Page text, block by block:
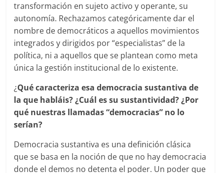
transformación en sujeto activo y operante, su
autonomía. Rechazamos categóricamente dar el
nombre de democráticos a aquellos movimientos
integrados y dirigidos por “especialistas” de la
política, ni a aquellos que se plantean como meta
única la gestión institucional de lo existente.
¿Qué caracteriza esa democracia sustantiva de
la que habláis? ¿Cuál es su sustantividad? ¿Por
qué nuestras llamadas “democracias” no lo
serían?
Democracia sustantiva es una definición clásica
que se basa en la noción de que no hay democracia
donde el demos no detenta el poder. Un poder que